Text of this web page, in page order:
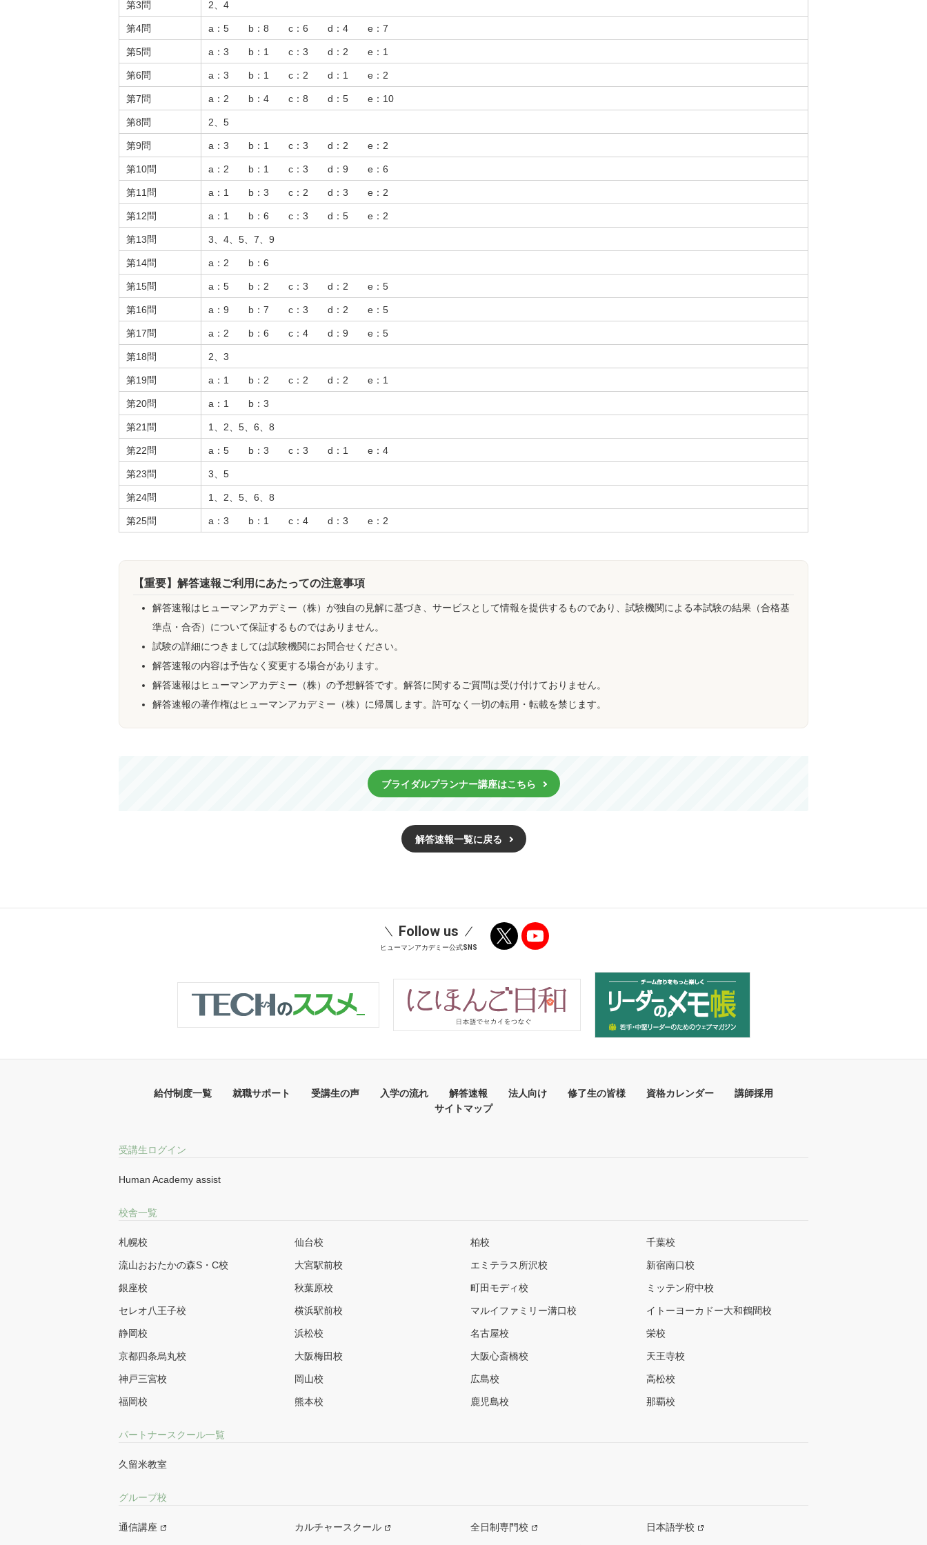
第3問 2、4
第4問 a：5 b：8 c：6 d：4 e：7
第5問 a：3 b：1 c：3 d：2 e：1
第6問 a：3 b：1 c：2 d：1 e：2
第7問 a：2 b：4 c：8 d：5 e：10
第8問 2、5
第9問 a：3 b：1 c：3 d：2 e：2
第10問 a：2 b：1 c：3 d：9 e：6
第11問 a：1 b：3 c：2 d：3 e：2
第12問 a：1 b：6 c：3 d：5 e：2
第13問 3、4、5、7、9
第14問 a：2 b：6
第15問 a：5 b：2 c：3 d：2 e：5
第16問 a：9 b：7 c：3 d：2 e：5
第17問 a：2 b：6 c：4 d：9 e：5
第18問 2、3
第19問 a：1 b：2 c：2 d：2 e：1
第20問 a：1 b：3
第21問 1、2、5、6、8
第22問 a：5 b：3 c：3 d：1 e：4
第23問 3、5
第24問 1、2、5、6、8
第25問 a：3 b：1 c：4 d：3 e：2
【重要】解答速報ご利用にあたっての注意事項
解答速報はヒューマンアカデミー（株）が独自の見解に基づき、サービスとして情報を提供するものであり、試験機関による本試験の結果（合格基
準点・合否）について保証するものではありません。
試験の詳細につきましては試験機関にお問合せください。
解答速報の内容は予告なく変更する場合があります。
解答速報はヒューマンアカデミー（株）の予想解答です。解答に関するご質問は受け付けておりません。
解答速報の著作権はヒューマンアカデミー（株）に帰属します。許可なく一切の転用・転載を禁じます。
ブライダルプランナー講座はこちら
解答速報一覧に戻る
Follow us
ヒューマンアカデミー公式SNS
給付制度一覧 就職サポート 受講生の声 入学の流れ 解答速報 法人向け 修了生の皆様 資格カレンダー
講師採用
サイトマップ
受講生ログイン
Human Academy assist
校舎一覧
札幌校 仙台校 柏校 千葉校
流山おおたかの森S・C校 大宮駅前校 エミテラス所沢校 新宿南口校
銀座校 秋葉原校 町田モディ校 ミッテン府中校
セレオ八王子校 横浜駅前校 マルイファミリー溝口校 イトーヨーカドー大和鶴間校
静岡校 浜松校 名古屋校 栄校
京都四条烏丸校 大阪梅田校 大阪心斎橋校 天王寺校
神戸三宮校 岡山校 広島校 高松校
福岡校 熊本校 鹿児島校 那覇校
パートナースクール一覧
久留米教室
グループ校
通信講座 カルチャースクール 全日制専門校 日本語学校